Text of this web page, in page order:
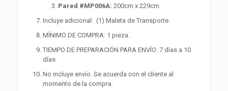
Pared #MP006A: 200cm x 229cm.
Incluye adicional: (1) Maleta de Transporte.
MÍNIMO DE COMPRA: 1 pieza.
TIEMPO DE PREPARACIÓN PARA ENVÍO: 7 días a 10
días.
No incluye envío. Se acuerda con el cliente al
momento de la compra.